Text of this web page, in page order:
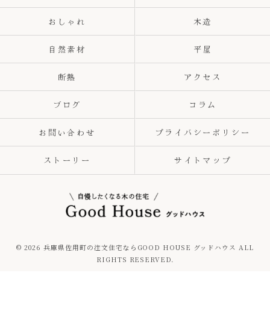
おしゃれ 木造
自然素材 平屋
断熱 アクセス
ブログ コラム
お問い合わせ プライバシーポリシー
ストーリー サイトマップ
© 2026 兵庫県佐用町の注文住宅ならGOOD HOUSE グッドハウス ALL
RIGHTS RESERVED.